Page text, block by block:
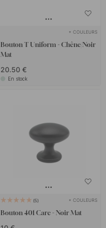
+ COULEURS
Bouton T Uniform - Chêne/Noir
Mat
20.50 €
En stock
5 + COULEURS
Bouton 401 Care - Noir Mat